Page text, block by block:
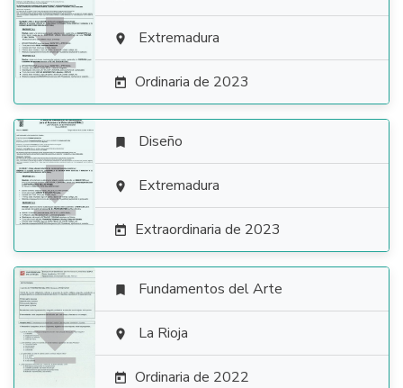
  Extremadura
 Ordinaria de 2023

 Diseño
 Extremadura
 Extraordinaria de 2023

 Fundamentos del Arte
 La Rioja
 Ordinaria de 2022